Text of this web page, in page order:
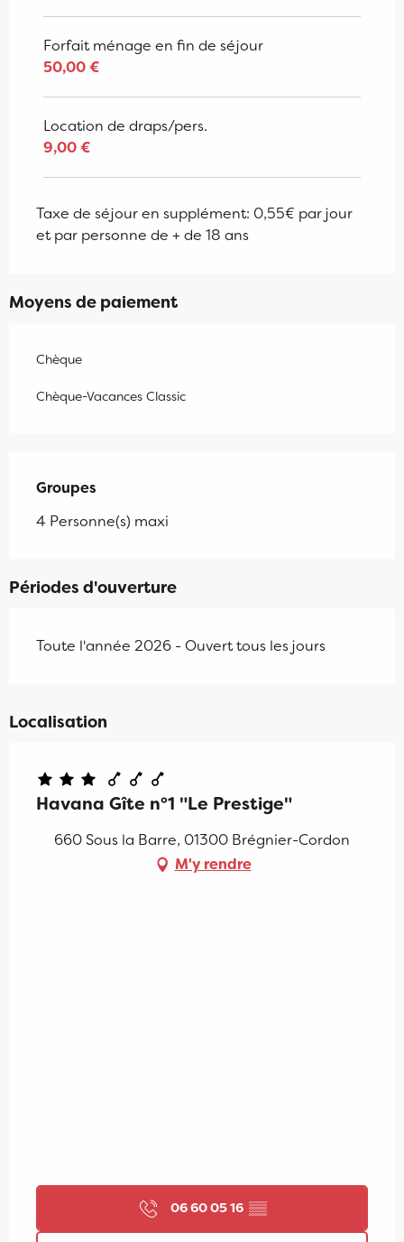
Forfait ménage en fin de séjour
50,00 €
Location de draps/pers.
9,00 €
Taxe de séjour en supplément: 0,55€ par jour
et par personne de + de 18 ans
Moyens de paiement
Chèque
Chèque-Vacances Classic
Groupes
Groupes
4 Personne(s) maxi
Périodes d'ouverture
Toute l'année 2026 - Ouvert tous les jours
Localisation
Havana Gîte n°1 "Le Prestige"
660 Sous la Barre, 01300 Brégnier-Cordon
M'y rendre
06 60 05 16 ▒▒